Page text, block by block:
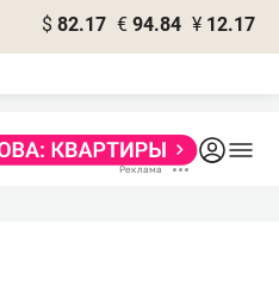
$ 82.17 € 94.84 ¥ 12.17